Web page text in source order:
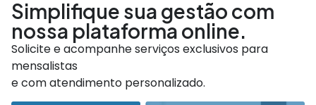
Simplifique sua gestão com
nossa plataforma online.
Solicite e acompanhe serviços exclusivos para
mensalistas
e com atendimento personalizado.